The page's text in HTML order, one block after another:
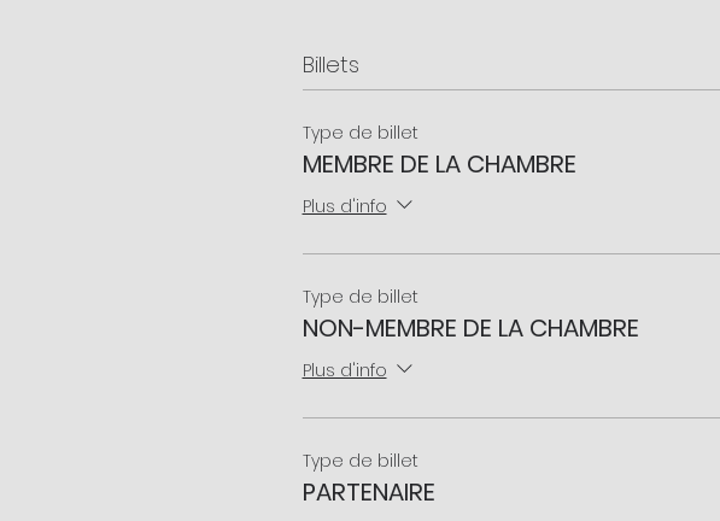
Billets
Type de billet
MEMBRE DE LA CHAMBRE
Plus d'info
Type de billet
NON-MEMBRE DE LA CHAMBRE
Plus d'info
Type de billet
PARTENAIRE